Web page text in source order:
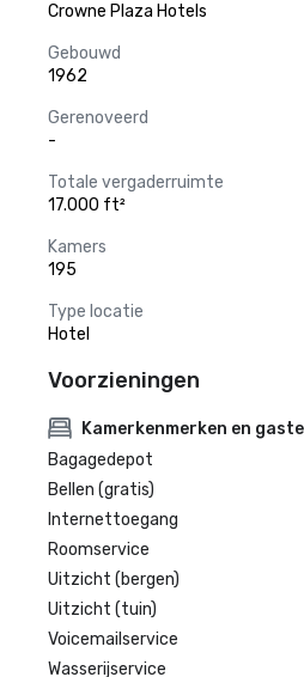
Crowne Plaza Hotels
Gebouwd
1962
Gerenoveerd
-
Totale vergaderruimte
17.000 ft²
Kamers
195
Type locatie
Hotel
Voorzieningen
Kamerkenmerken en
Bagagedepot
Bellen (gratis)
Internettoegang
Roomservice
Uitzicht (bergen)
Uitzicht (tuin)
Voicemailservice
Wasserijservice